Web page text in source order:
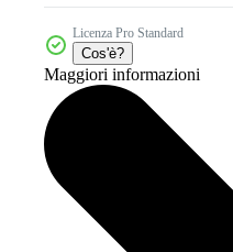
Licenza Pro Standard
Cos'è?
Maggiori informazioni